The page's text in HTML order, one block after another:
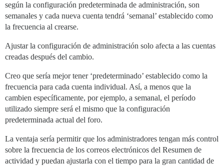
según la configuración predeterminada de administración, son
semanales y cada nueva cuenta tendrá ‘semanal’ establecido como
la frecuencia al crearse.
Ajustar la configuración de administración solo afecta a las cuentas
creadas después del cambio.
Creo que sería mejor tener ‘predeterminado’ establecido como la
frecuencia para cada cuenta individual. Así, a menos que la
cambien específicamente, por ejemplo, a semanal, el período
utilizado siempre será el mismo que la configuración
predeterminada actual del foro.
La ventaja sería permitir que los administradores tengan más control
sobre la frecuencia de los correos electrónicos del Resumen de
actividad y puedan ajustarla con el tiempo para la gran cantidad de